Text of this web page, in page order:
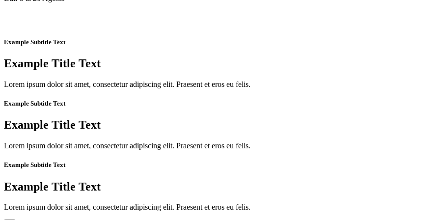
Example Subtitle Text
Example Title Text
Lorem ipsum dolor sit amet, consectetur adipiscing elit. Praesent et eros eu felis.
Example Subtitle Text
Example Title Text
Lorem ipsum dolor sit amet, consectetur adipiscing elit. Praesent et eros eu felis.
Example Subtitle Text
Example Title Text
Lorem ipsum dolor sit amet, consectetur adipiscing elit. Praesent et eros eu felis.